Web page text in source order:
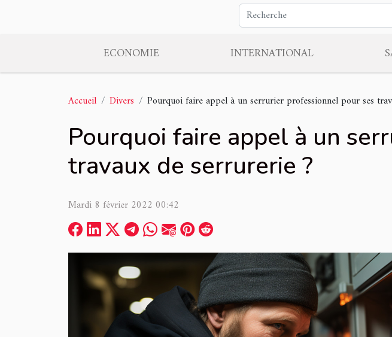
ECONOMIE INTERNATIONAL
Accueil Divers Pourquoi faire appel à un serrurier professionnel pour ses
Pourquoi faire appel à un
travaux de serrurerie ?
Mardi 8 février 2022 00:42